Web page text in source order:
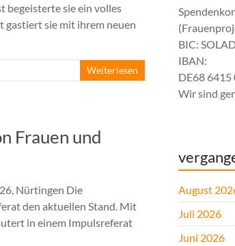
begeisterte sie ein volles
gastiert sie mit ihrem neuen
Weiterlesen
Frauen und
Nürtingen Die
den aktuellen Stand. Mit
in einem Impulsreferat
BIC:
IBAN:
DE68
Wir sind
August
Juli 2026
Juni 2026